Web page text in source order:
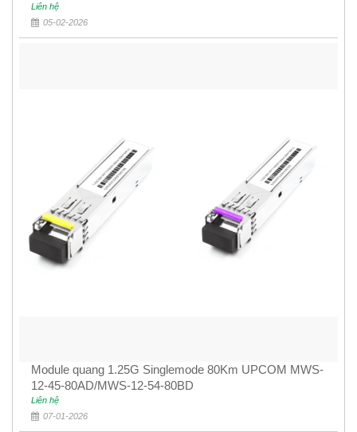
Liên hệ
05-02-2026
Module quang 1.25G Singlemode 80Km UPCOM MWS-
12-45-80AD/MWS-12-54-80BD
Liên hệ
07-01-2026